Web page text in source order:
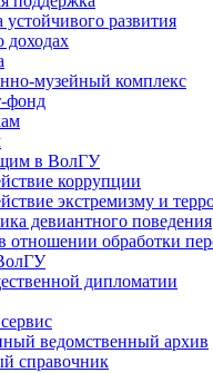
развития
доходах
музейный комплекс
фонд
в ВолГУ
коррупции
экстремизму и
девиантного поведения
отношении обработки
дипломатии
ведомственный архив
справочник